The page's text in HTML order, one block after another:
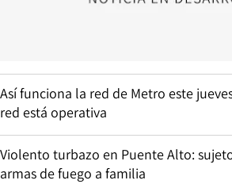
Así funciona la red de Metro este
red está operativa
Violento turbazo en Puente Alto:
armas de fuego a familia